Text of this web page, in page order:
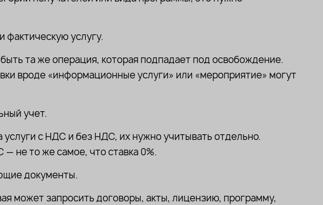
фактическую услугу.
та же операция, которая подпадает под освобождение.
вроде «информационные услуги» или «мероприятие» могут
учет.
услуги с НДС и без НДС, их нужно учитывать отдельно.
не то же самое, что ставка 0%.
документы.
может запросить договоры, акты, лицензию, программу,